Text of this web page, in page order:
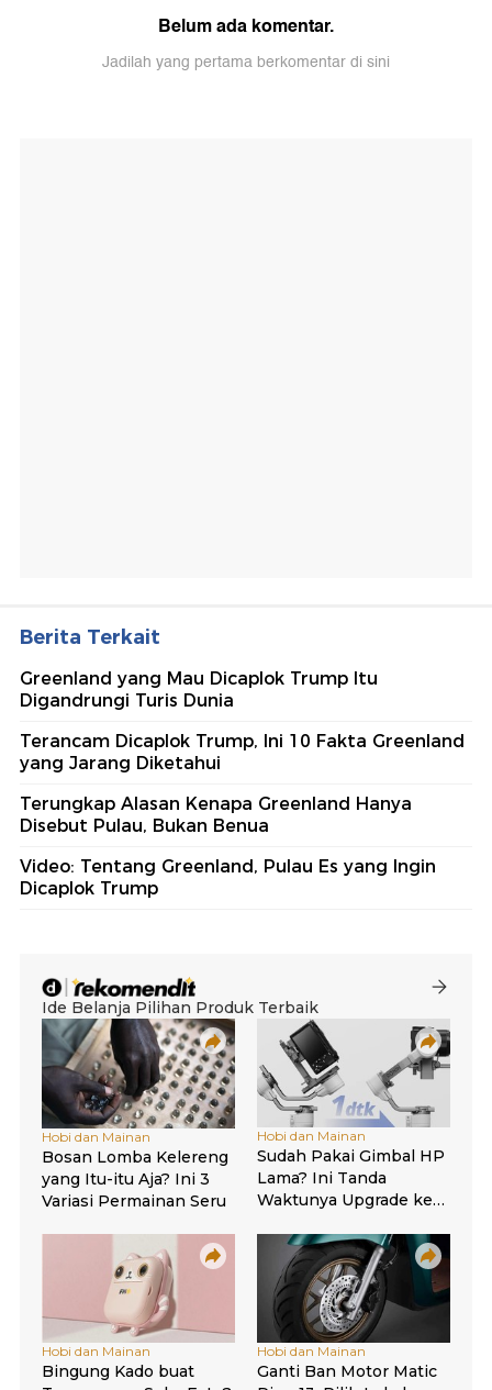
Belum ada komentar.
Jadilah yang pertama berkomentar di sini
Berita Terkait
Greenland yang Mau Dicaplok Trump Itu
Digandrungi Turis Dunia
Terancam Dicaplok Trump, Ini 10 Fakta Greenland
yang Jarang Diketahui
Terungkap Alasan Kenapa Greenland Hanya
Disebut Pulau, Bukan Benua
Video: Tentang Greenland, Pulau Es yang Ingin
Dicaplok Trump